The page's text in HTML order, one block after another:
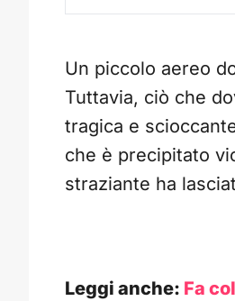
Un piccolo aereo
Tuttavia, ciò che
tragica e
che è precipitato
straziante ha
Leggi anche: Fa